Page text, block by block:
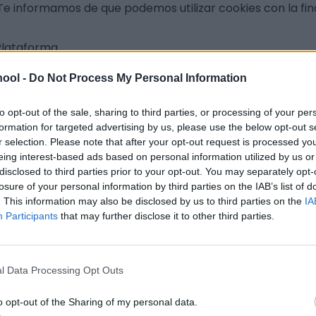
- Do Not Process My Personal Information
opt-out of the sale, sharing to third parties, or processing of your
for targeted advertising by us, please use the below opt-out
selection. Please note that after your opt-out request is processed
interest-based ads based on personal information utilized by us
to third parties prior to your opt-out. You may separately
of your personal information by third parties on the IAB’s list of
This information may also be disclosed by us to third parties on the
Participants that may further disclose it to other third parties.
Data Processing Opt Outs
opt-out of the Sharing of my personal data.
informamos de que podemos utilizar cookies con la
de la misma
cookies que nos permitan obtener más
con diferentes finalidades, concretamente: